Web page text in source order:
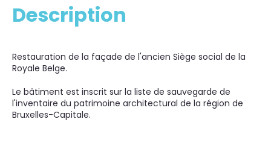
Description
Restauration de la façade de l'ancien Siège social de la
Royale Belge.
Le bâtiment est inscrit sur la liste de sauvegarde de
l'inventaire du patrimoine architectural de la région de
Bruxelles-Capitale.